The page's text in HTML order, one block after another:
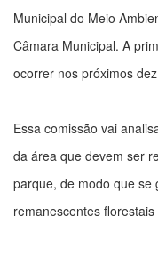
Municipal do Meio
Câmara Municipal. A
ocorrer nos próximos
Essa comissão vai
da área que devem ser
parque, de modo que se
remanescentes